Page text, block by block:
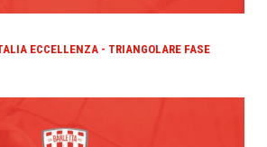
ECCELLENZA - TRIANGOLARE FASE